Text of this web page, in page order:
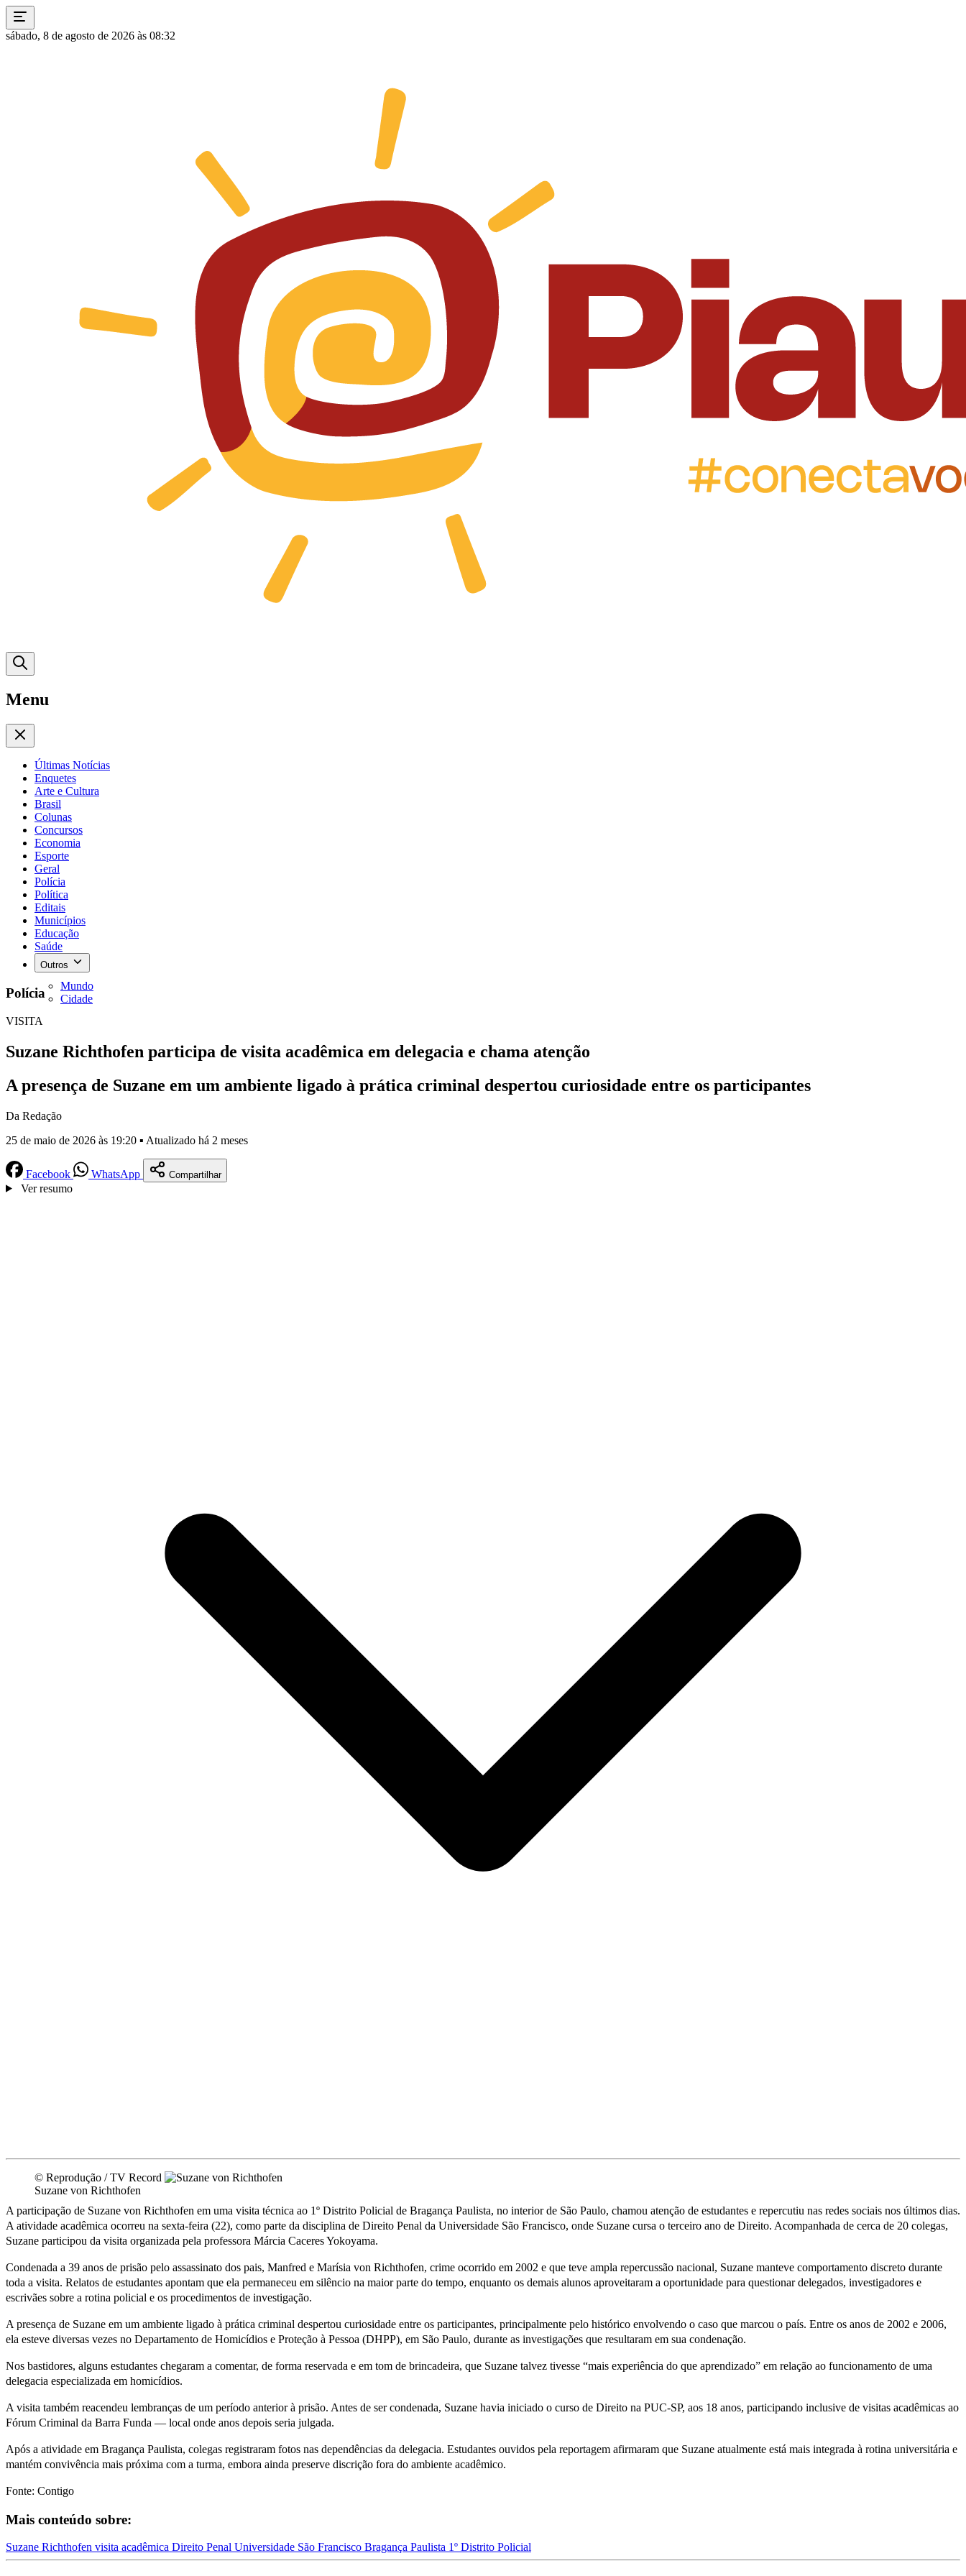
sábado, 8 de agosto de 2026 às 08:32
Menu
Últimas Notícias
Enquetes
Arte e Cultura
Brasil
Colunas
Concursos
Economia
Esporte
Geral
Polícia
Política
Editais
Municípios
Educação
Saúde
Outros
Mundo
Cidade
Polícia
VISITA
Suzane Richthofen participa de visita acadêmica em delegacia e chama atenção
A presença de Suzane em um ambiente ligado à prática criminal despertou curiosidade entre os participantes
Da Redação
25 de maio de 2026 às 19:20 ▪ Atualizado há 2 meses
Facebook WhatsApp Compartilhar
Ver resumo
© Reprodução / TV Record
Suzane von Richthofen
A participação de Suzane von Richthofen em uma visita técnica ao 1º Distrito Policial de Bragança Paulista, no interior de São Paulo, chamou atenção de estudantes e repercutiu nas redes sociais nos últimos dias.
A atividade acadêmica ocorreu na sexta-feira (22), como parte da disciplina de Direito Penal da Universidade São Francisco, onde Suzane cursa o terceiro ano de Direito. Acompanhada de cerca de 20 colegas,
Suzane participou da visita organizada pela professora Márcia Caceres Yokoyama.
Condenada a 39 anos de prisão pelo assassinato dos pais, Manfred e Marísia von Richthofen, crime ocorrido em 2002 e que teve ampla repercussão nacional, Suzane manteve comportamento discreto durante
toda a visita. Relatos de estudantes apontam que ela permaneceu em silêncio na maior parte do tempo, enquanto os demais alunos aproveitaram a oportunidade para questionar delegados, investigadores e
escrivães sobre a rotina policial e os procedimentos de investigação.
A presença de Suzane em um ambiente ligado à prática criminal despertou curiosidade entre os participantes, principalmente pelo histórico envolvendo o caso que marcou o país. Entre os anos de 2002 e 2006,
ela esteve diversas vezes no Departamento de Homicídios e Proteção à Pessoa (DHPP), em São Paulo, durante as investigações que resultaram em sua condenação.
Nos bastidores, alguns estudantes chegaram a comentar, de forma reservada e em tom de brincadeira, que Suzane talvez tivesse “mais experiência do que aprendizado” em relação ao funcionamento de uma
delegacia especializada em homicídios.
A visita também reacendeu lembranças de um período anterior à prisão. Antes de ser condenada, Suzane havia iniciado o curso de Direito na PUC-SP, aos 18 anos, participando inclusive de visitas acadêmicas ao
Fórum Criminal da Barra Funda — local onde anos depois seria julgada.
Após a atividade em Bragança Paulista, colegas registraram fotos nas dependências da delegacia. Estudantes ouvidos pela reportagem afirmaram que Suzane atualmente está mais integrada à rotina universitária e
mantém convivência mais próxima com a turma, embora ainda preserve discrição fora do ambiente acadêmico.
Fonte: Contigo
Mais conteúdo sobre:
Suzane Richthofen visita acadêmica Direito Penal Universidade São Francisco Bragança Paulista 1º Distrito Policial